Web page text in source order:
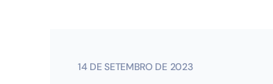
14 DE SETEMBRO DE 2023